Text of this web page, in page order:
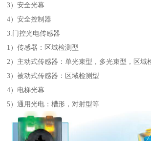
3）安全光幕
4）安全控制器
3.门控光电传感器
1）传感器：区域检测型
2）主动式传感器：单光束型，多光束型，区域
3）被动式传感器：区域检测型
4）电梯光幕
5）通用光电：槽形，对射型等